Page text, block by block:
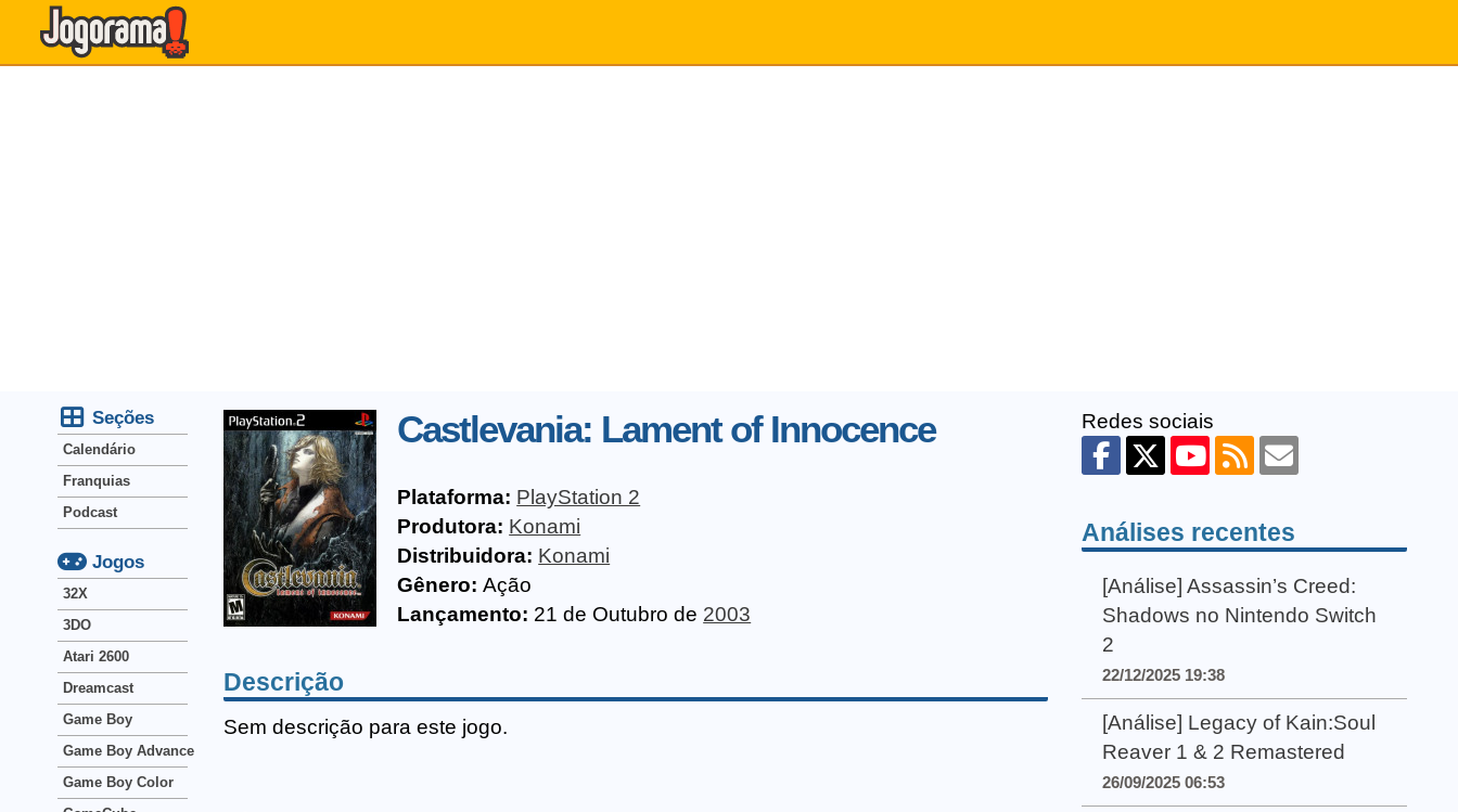
Castlevania: Lament of Innocence
Plataforma: PlayStation 2
Produtora: Konami
Distribuidora: Konami
Gênero: Ação
Lançamento: 21 de Outubro de 2003
Descrição
Sem descrição para este jogo.
Seções
Calendário
Franquias
Podcast
Jogos
32X
3DO
Atari 2600
Dreamcast
Game Boy
Game Boy Advance
Game Boy Color
Redes sociais
Análises recentes
[Análise] Assassin’s Creed:
Shadows no Nintendo Switch
2
22/12/2025 19:38
[Análise] Legacy of Kain:Soul
Reaver 1 & 2 Remastered
26/09/2025 06:53